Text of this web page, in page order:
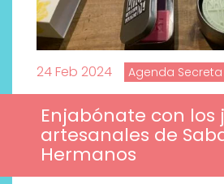
24 Feb 2024 Agenda Secreta
Enjabónate con los
artesanales de
Hermanos